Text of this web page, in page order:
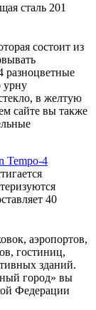
сталь 201
состоит из
разноцветные
урну
в желтую
сайте вы также
Tempo-4
40
аэропортов,
гостиниц,
зданий.
город» вы
Федерации